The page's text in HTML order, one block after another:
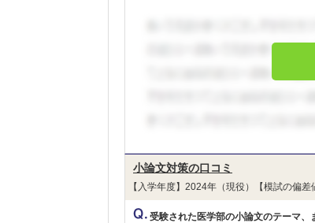
小論文対策の口コミ
【入学年度】2024年（現役）【模試の偏
受験された医学部の小論文のテーマ、